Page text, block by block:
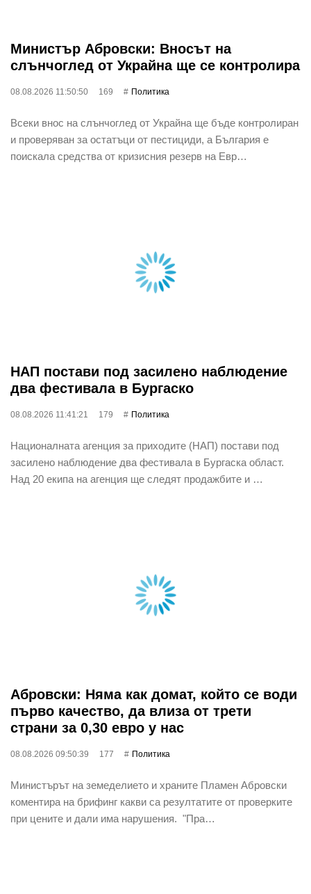
Министър Абровски: Вносът на
слънчоглед от Украйна ще се контролира
08.08.2026 11:50:50 169 Политика
Всеки внос на слънчоглед от Украйна ще бъде контролиран
и проверяван за остатъци от пестициди, а България е
поискала средства от кризисния резерв на Евр…
НАП постави под засилено наблюдение
два фестивала в Бургаско
08.08.2026 11:41:21 179 Политика
Националната агенция за приходите (НАП) постави под
засилено наблюдение два фестивала в Бургаска област.
Над 20 екипа на агенция ще следят продажбите и …
Абровски: Няма как домат, който се води
първо качество, да влиза от трети
страни за 0,30 евро у нас
08.08.2026 09:50:39 177 Политика
Министърът на земеделието и храните Пламен Абровски
коментира на брифинг какви са резултатите от проверките
при цените и дали има нарушения. "Пра…